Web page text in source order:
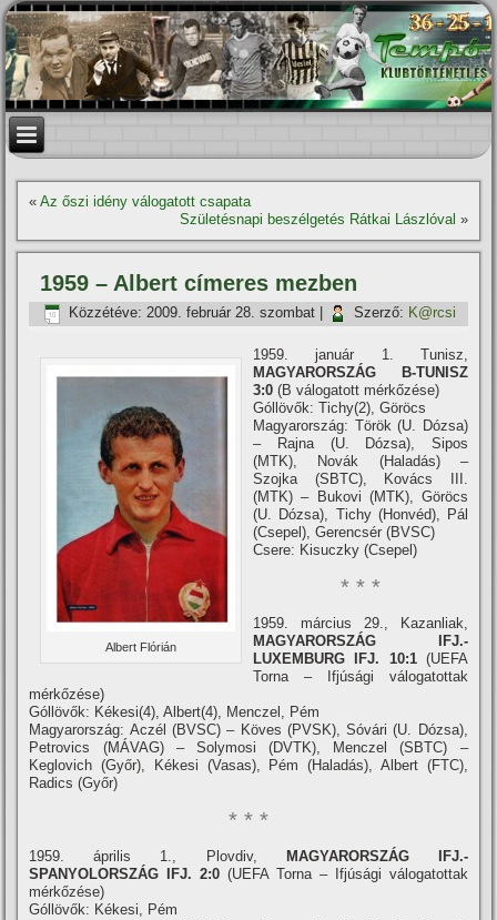
«Az őszi idény válogatott csapata
Születésnapi beszélgetés Rátkai Lászlóval »
1959 – Albert cí­meres mezben
Közzétéve: 2009. február 28. szombat Szerző: K@rcsi
Albert Flórián
1959. január 1. Tunisz,
MAGYARORSZÁG B-TUNISZ
3:0 (B válogatott mérkőzése)
Góllövők: Tichy(2), Göröcs
Magyarország: Török (U. Dózsa)
– Rajna (U. Dózsa), Sipos
(MTK), Novák (Haladás) –
Szojka (SBTC), Kovács III.
(MTK) – Bukovi (MTK), Göröcs
(U. Dózsa), Tichy (Honvéd), Pál
(Csepel), Gerencsér (BVSC)
Csere: Kisuczky (Csepel)
* * *
1959. március 29., Kazanliak,
MAGYARORSZÁG IFJ.-
LUXEMBURG IFJ. 10:1(UEFA
Torna – Ifjúsági válogatottak
mérkőzése)
Góllövők: Kékesi(4), Albert(4), Menczel, Pém
Magyarország: Aczél (BVSC) – Köves (PVSK), Sóvári (U. Dózsa),
Petrovics (MÁVAG) – Solymosi (DVTK), Menczel (SBTC) –
Keglovich (Győr), Kékesi (Vasas), Pém (Haladás), Albert (FTC),
Radics (Győr)
* * *
1959. április 1., Plovdiv,
MAGYARORSZÁG IFJ.-
SPANYOLORSZÁG IFJ. 2:0 (UEFA Torna – Ifjúsági válogatottak
mérkőzése)
Góllövők: Kékesi, Pém